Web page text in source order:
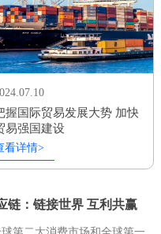
握国际贸易发展大势 加快
易强国建设
看详情>
链：链接世界 互利共赢